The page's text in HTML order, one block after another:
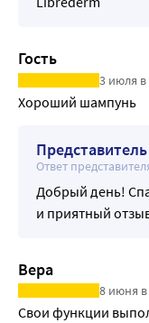
Гость
3 июля в
Хороший шампунь
Ответ
Добрый день!
и приятный
Вера
8 июня в
Свои функции